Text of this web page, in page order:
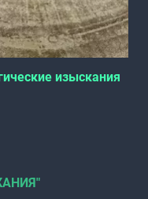
изыскания